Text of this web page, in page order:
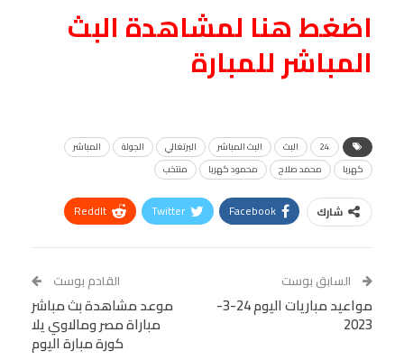
اضغط هنا لمشاهدة البث
المباشر للمبارة
24 البث البث المباشر البرتغالي الجولة
المباشر
كهربا
محمد صلاح محمود كهربا منتخب
شارك Facebook
Twitter
ReddIt
البريد الإلكتروني
StumbleUpon
VK
BlackBerry
Viber
السابق بوست
مواعيد مباريات اليوم 24-3-
2023
القادم بوست
موعد مشاهدة بث مباشر
مباراة مصر ومالاوي يلا
كورة مبارة اليوم